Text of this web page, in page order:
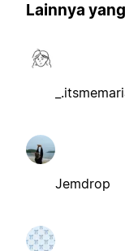
Lainnya
Jemdrop